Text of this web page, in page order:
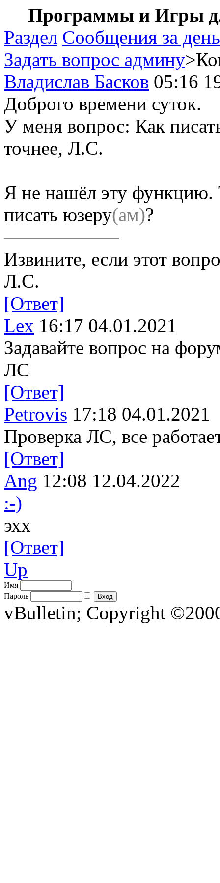
Программы и Игры
Раздел Сообщения за день
Задать вопрос админу
Владислав Басков 05:16
Доброго времени суток.
У меня вопрос: Как
точнее, Л.С.
Я не нашёл эту функцию.
писать юзеру(ам)?
——————
Извините, если этот
Л.С.
[Ответ]
Lex 16:17 04.01.2021
Задавайте вопрос на
ЛС
[Ответ]
Petrovis 17:18 04.01.2021
Проверка ЛС, все
[Ответ]
Ang 12:08 12.04.2022
:-)
эхх
[Ответ]
Up
Имя
Пароль
vBulletin; Copyright